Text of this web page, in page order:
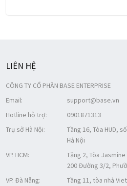
LIÊN HỆ
CÔNG TY CỔ PHẦN BASE ENTERPRISE
Email:
support@base.vn
Hotline hỗ trợ:
0901871313
Trụ sở Hà Nội:
Tầng 16, Tòa HUD,
Hà Nội
VP. HCM:
Tầng 2, Tòa
200 Đường 3/2,
VP. Đà Nẵng:
Tầng 11, tòa nhà